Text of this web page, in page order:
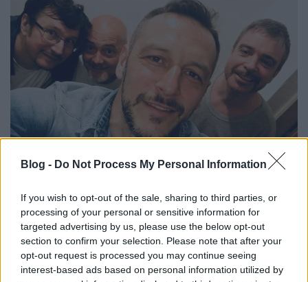
Blog - Do Not Process My Personal Information
If you wish to opt-out of the sale, sharing to third parties, or
processing of your personal or sensitive information for
targeted advertising by us, please use the below opt-out
section to confirm your selection. Please note that after your
opt-out request is processed you may continue seeing
interest-based ads based on personal information utilized by
Jubileumokat ünnepel a Nyers
Lángoló•2019. január 08.